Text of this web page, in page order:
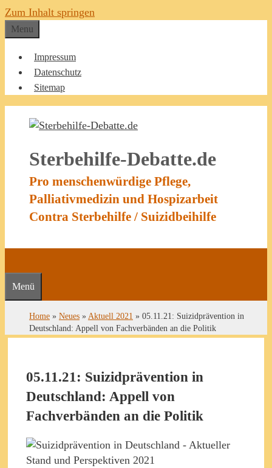
Zum Inhalt springen
Menu
Impressum
Datenschutz
Sitemap
Sterbehilfe-Debatte.de
Pro menschenwürdige Pflege,
Palliativmedizin und Hospizarbeit
Contra Sterbehilfe / Suizidbeihilfe
Menü
Home » Neues » Aktuell 2021 » 05.11.21: Suizidprävention in
Deutschland: Appell von Fachverbänden an die Politik
05.11.21: Suizidprävention in
Deutschland: Appell von
Fachverbänden an die Politik